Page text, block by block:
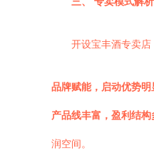
开设宝丰酒专卖店
品牌赋能，启动优势明
产品线丰富，盈利结构
润空间。